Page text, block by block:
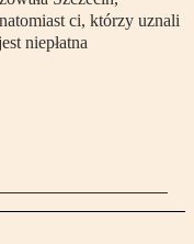
ci, którzy uznali
niepłatna